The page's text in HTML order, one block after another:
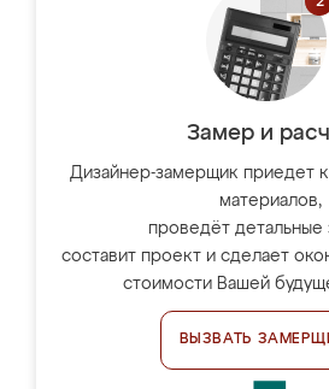
Замер и
Дизайнер-замерщик приедет
материалов,
проведёт детальные
составит проект и сделает
стоимости Вашей
ВЫЗВАТЬ